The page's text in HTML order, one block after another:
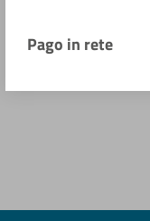
Pago in rete